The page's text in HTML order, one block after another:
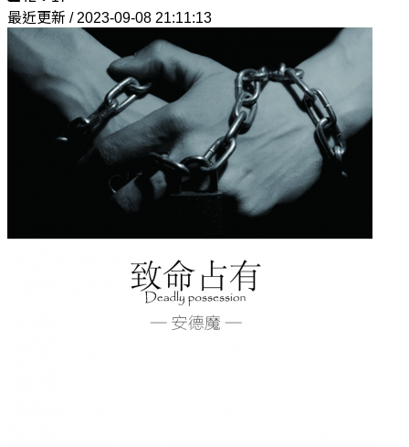
最近更新 / 2023-09-08 21:11:13